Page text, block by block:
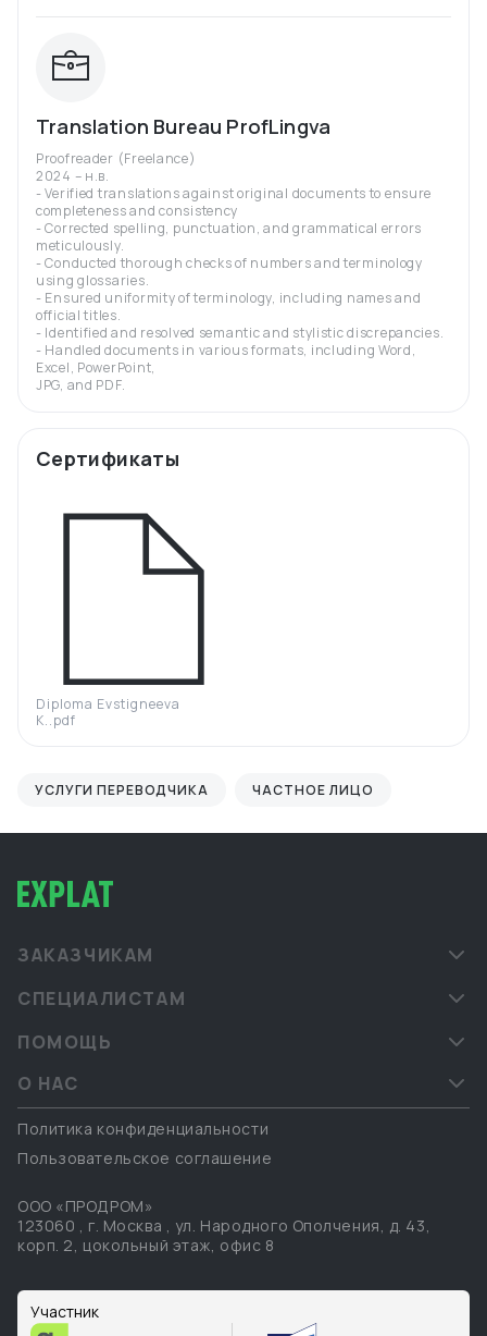
Translation Bureau ProfLingva
Proofreader (Freelance)
2024 – н.в.
- Verified translations against original documents to ensure
completeness and consistency
- Corrected spelling, punctuation, and grammatical errors
meticulously.
- Conducted thorough checks of numbers and terminology
using glossaries.
- Ensured uniformity of terminology, including names and
official titles.
- Identified and resolved semantic and stylistic discrepancies.
- Handled documents in various formats, including Word,
Excel, PowerPoint,
JPG, and PDF.
Сертификаты
Diploma Evstigneeva
К..pdf
УСЛУГИ ПЕРЕВОДЧИКА ЧАСТНОЕ ЛИЦО
ЗАКАЗЧИКАМ
СПЕЦИАЛИСТАМ
ПОМОЩЬ
О НАС
Политика конфиденциальности
Пользовательское соглашение
ООО «ПРОДРОМ»
123060 , г. Москва , ул. Народного Ополчения, д. 43,
корп. 2, цокольный этаж, офис 8
Участник